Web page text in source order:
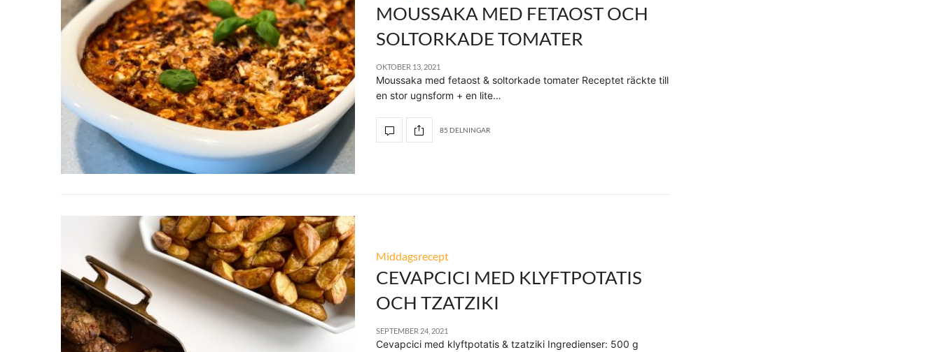
MOUSSAKA MED FETAOST OCH
SOLTORKADE TOMATER
OKTOBER 13, 2021
Moussaka med fetaost & soltorkade tomater Receptet räckte till
en stor ugnsform + en lite…
85 DELNINGAR
Middagsrecept
CEVAPCICI MED KLYFTPOTATIS
OCH TZATZIKI
SEPTEMBER 24, 2021
Cevapcici med klyftpotatis & tzatziki Ingredienser: 500 g